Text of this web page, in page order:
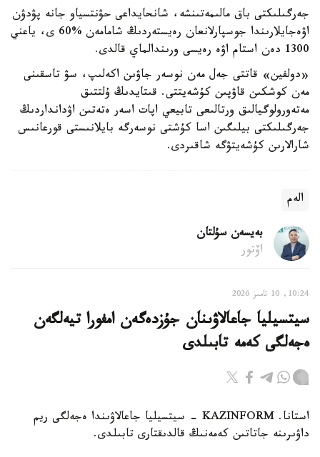
جەرگىلىكتى باق مالىمەتىنشە، شانحايداعى حۋنتسياو جانە پۋدۋن
اۋەجايلارىندا جوسپارلانعان رەيستەردىڭ شامامەن %60 ى، ياعني
1300 دەن استام اۋە رەيسى ورىندالماي قالدى.
«دولفين» قاتتى جەل مەن نوسەر جاۋىن اكەلىپ، سۋ تاسقىنى
مەن كوشكىن قاۋپىن كۇشەيتتى. قىتايدىڭ ۇلتتىق
مەتەورولوگيالىق ورتالىعى تابيعي اپات اسەر ەتەتىن اۋدانداردىڭ
جەرگىلىكتى بيلىگىن اسا كۇشتى نوسەرگە بايلانىستى قورعانىس
شارالارىن كۇشەيتۋگە شاقىردى.
الەم
بەيسەن سۇلتان
اۆتور
10:24, 10 تامىز 2026
سيتسيليا جاعالاۋىنان جۇزدەگەن امفورا تيەلگەن
ەجەلگى كەمە تابىلدى
استانا. KAZINFORM - سيتسيليا جاعالاۋىندا ەجەلگى ريم
داۋىرىنە جاتاتىن كەمەنىڭ قالدىقتارى تابىلدى.